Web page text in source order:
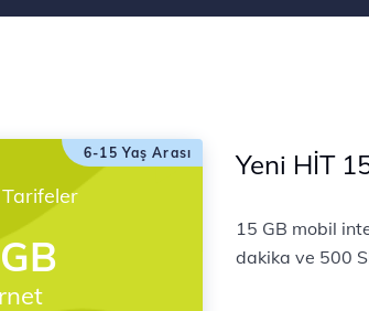
6-15 Yaş Arası Yeni HİT
15 GB mobil
dakika ve 500